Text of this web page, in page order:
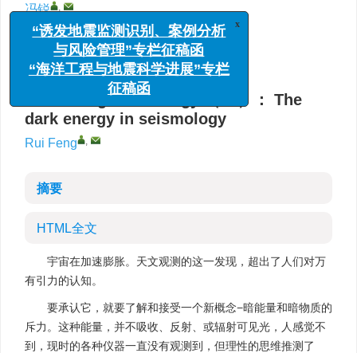
冯锐 ,
中国地震台网中心，北京 100045
详细信息
Interesting seismology （14）： The
dark energy in seismology
Rui Feng ,
摘要
HTML全文
宇宙在加速膨胀。天文观测的这一发现，超出了人们对万
有引力的认知。
要承认它，就要了解和接受一个新概念−暗能量和暗物质的
斥力。这种能量，并不吸收、反射、或辐射可见光，人感觉不
到，现时的各种仪器一直没有观测到，但理性的思维推测了
“诱发地震监测识别、案例分析
与风险管理”专栏征稿函
“海洋工程与地震科学进展”专栏
征稿函